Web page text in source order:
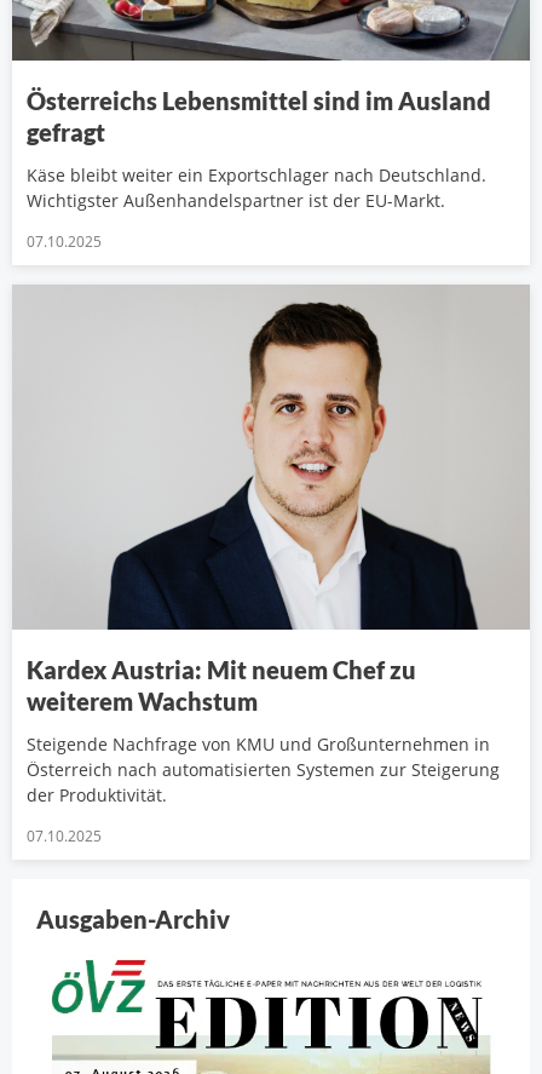
Österreichs Lebensmittel sind im Ausland
gefragt
Käse bleibt weiter ein Exportschlager nach Deutschland.
Wichtigster Außenhandelspartner ist der EU-Markt.
07.10.2025
Kardex Austria: Mit neuem Chef zu
weiterem Wachstum
Steigende Nachfrage von KMU und Großunternehmen in
Österreich nach automatisierten Systemen zur Steigerung
der Produktivität.
07.10.2025
Ausgaben-Archiv